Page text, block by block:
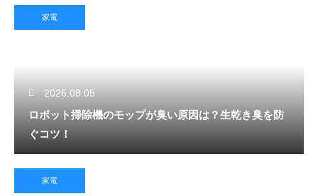
家電
2026.08.05
ロボット掃除機のモップが臭い原因は？生乾き臭を防
ぐコツ！
家電